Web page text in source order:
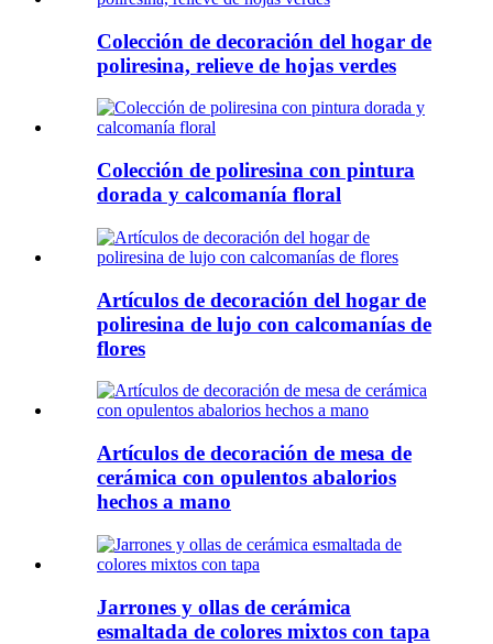
Colección de decoración del hogar de
poliresina, relieve de hojas verdes
Colección de poliresina con pintura
dorada y calcomanía floral
Artículos de decoración del hogar de
poliresina de lujo con calcomanías de
flores
Artículos de decoración de mesa de
cerámica con opulentos abalorios
hechos a mano
Jarrones y ollas de cerámica
esmaltada de colores mixtos con tapa